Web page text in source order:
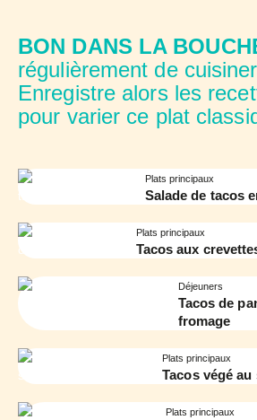
BON DANS LA
régulièrement de
Enregistre alors les
pour varier ce plat
Plats principaux
Salade de tacos
Plats principaux
Tacos aux
Déjeuners
Tacos de
fromage
Plats principaux
Tacos végé
Plats principaux